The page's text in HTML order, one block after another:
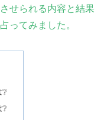
せられる内容と結果
ってみました 。